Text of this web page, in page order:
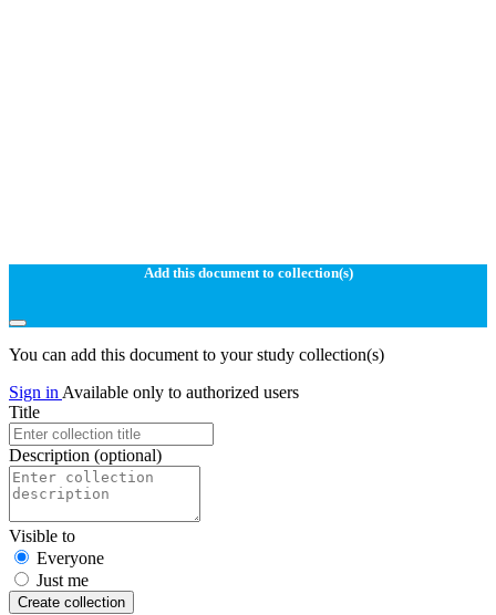
Add this document to collection(s)
You can add this document to your study collection(s)
Sign in Available only to authorized users
Title
Description (optional)
Visible to
Everyone
Just me
Create collection